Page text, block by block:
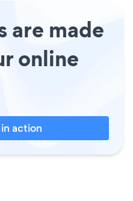
are made
online
action